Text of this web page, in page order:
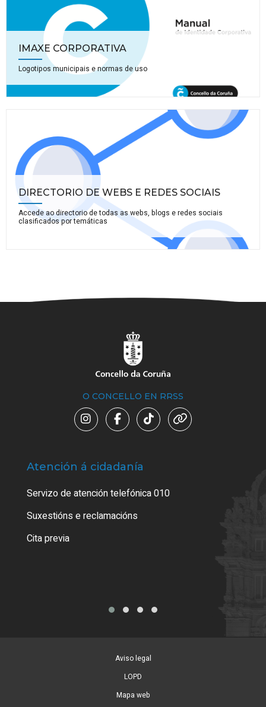
IMAXE CORPORATIVA
Logotipos municipais e normas de uso
DIRECTORIO DE WEBS E REDES SOCIAIS
Accede ao directorio de todas as webs, blogs e redes sociais
clasificados por temáticas
O CONCELLO EN RRSS
Atención á cidadanía
Servizo de atención telefónica 010
Suxestións e reclamacións
Cita previa
Aviso legal
LOPD
Mapa web